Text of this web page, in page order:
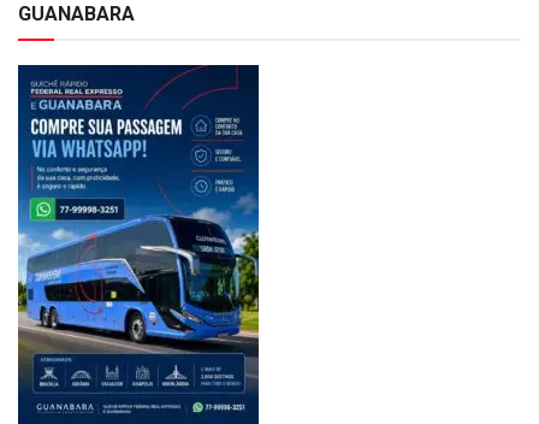
GUANABARA